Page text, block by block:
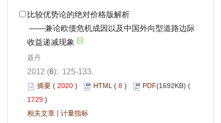
比较优势论的绝对价格版解析
——兼论欧债危机成因以及中国外向型道路边际
收益递减现象
聂丹
2012 (6): 125-133.
摘要 ( 2020 ) HTML( 8 ) PDF(1692KB) (
1729 )
相关文章 | 计量指标